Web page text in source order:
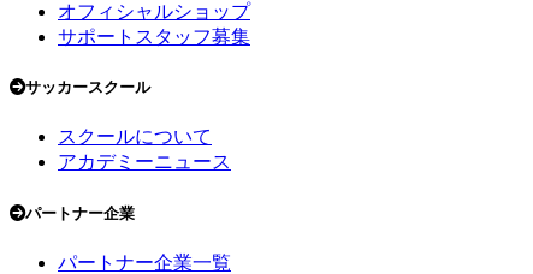
オフィシャルショップ
サポートスタッフ募集
サッカースクール
スクールについて
アカデミーニュース
パートナー企業
パートナー企業一覧